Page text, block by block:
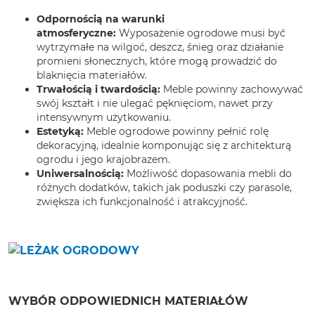
Odpornością na warunki
atmosferyczne: Wyposażenie ogrodowe musi być
wytrzymałe na wilgoć, deszcz, śnieg oraz działanie
promieni słonecznych, które mogą prowadzić do
blaknięcia materiałów.
Trwałością i twardością: Meble powinny zachowywać
swój kształt i nie ulegać pęknięciom, nawet przy
intensywnym użytkowaniu.
Estetyką: Meble ogrodowe powinny pełnić rolę
dekoracyjną, idealnie komponując się z architekturą
ogrodu i jego krajobrazem.
Uniwersalnością: Możliwość dopasowania mebli do
różnych dodatków, takich jak poduszki czy parasole,
zwiększa ich funkcjonalność i atrakcyjność.
WYBÓR ODPOWIEDNICH MATERIAŁÓW